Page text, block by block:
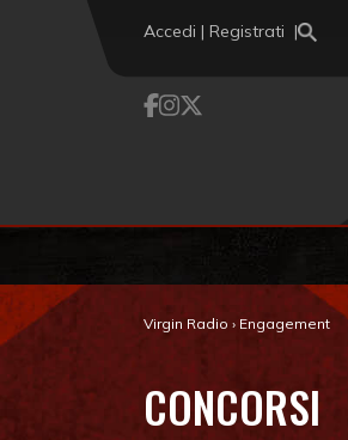
Accedi | Registrati
Virgin Radio › Engagement
CONCORSI